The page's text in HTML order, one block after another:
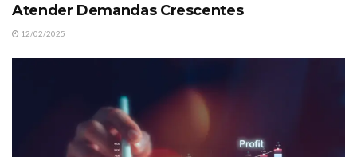
Atender Demandas Crescentes
12/02/2025